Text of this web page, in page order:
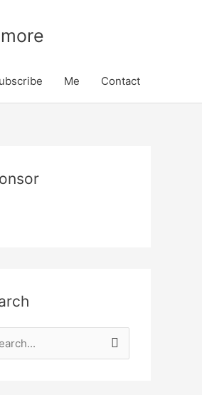
Me Contact